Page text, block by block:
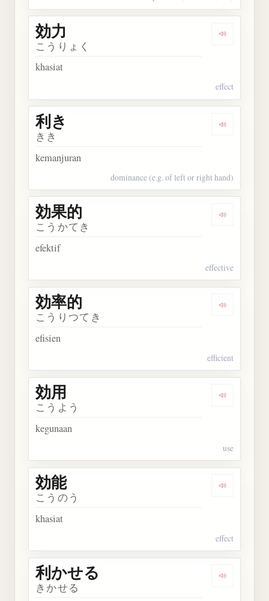
Dengarkan
効力
こうりょく
khasiat
effect
Dengarkan
利き
きき
kemanjuran
dominance (e.g. of left or right hand)
Dengarkan
効果的
こうかてき
efektif
effective
Dengarkan
効率的
こうりつてき
efisien
efficient
Dengarkan
効用
こうよう
kegunaan
use
Dengarkan
効能
こうのう
khasiat
effect
Dengarkan
利かせる
きかせる